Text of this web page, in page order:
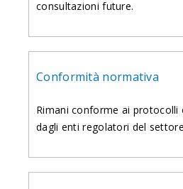
consultazioni future.
Conformità normativa
Rimani conforme ai protocolli
dagli enti regolatori del